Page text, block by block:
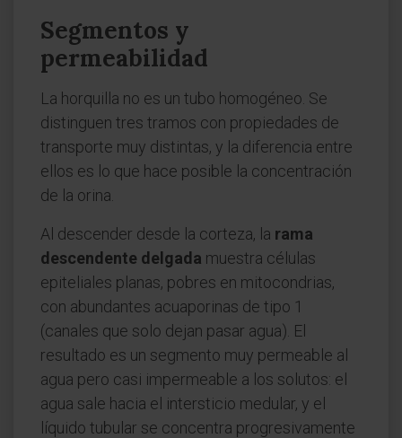
Segmentos y
permeabilidad
La horquilla no es un tubo homogéneo. Se
distinguen tres tramos con propiedades de
transporte muy distintas, y la diferencia entre
ellos es lo que hace posible la concentración
de la orina.
Al descender desde la corteza, la rama
descendente delgada muestra células
epiteliales planas, pobres en mitocondrias,
con abundantes acuaporinas de tipo 1
(canales que solo dejan pasar agua). El
resultado es un segmento muy permeable al
agua pero casi impermeable a los solutos: el
agua sale hacia el intersticio medular, y el
líquido tubular se concentra progresivamente